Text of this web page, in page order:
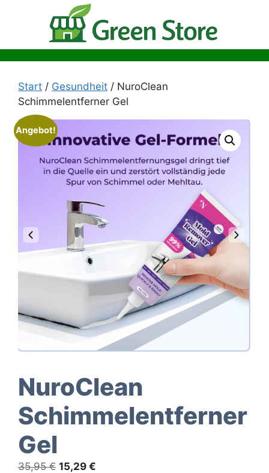
Start / Gesundheit / NuroClean
Schimmelentferner Gel
Angebot!
NuroClean
Schimmelentferner
Gel
35,95€ Ursprünglicher
15,29 €